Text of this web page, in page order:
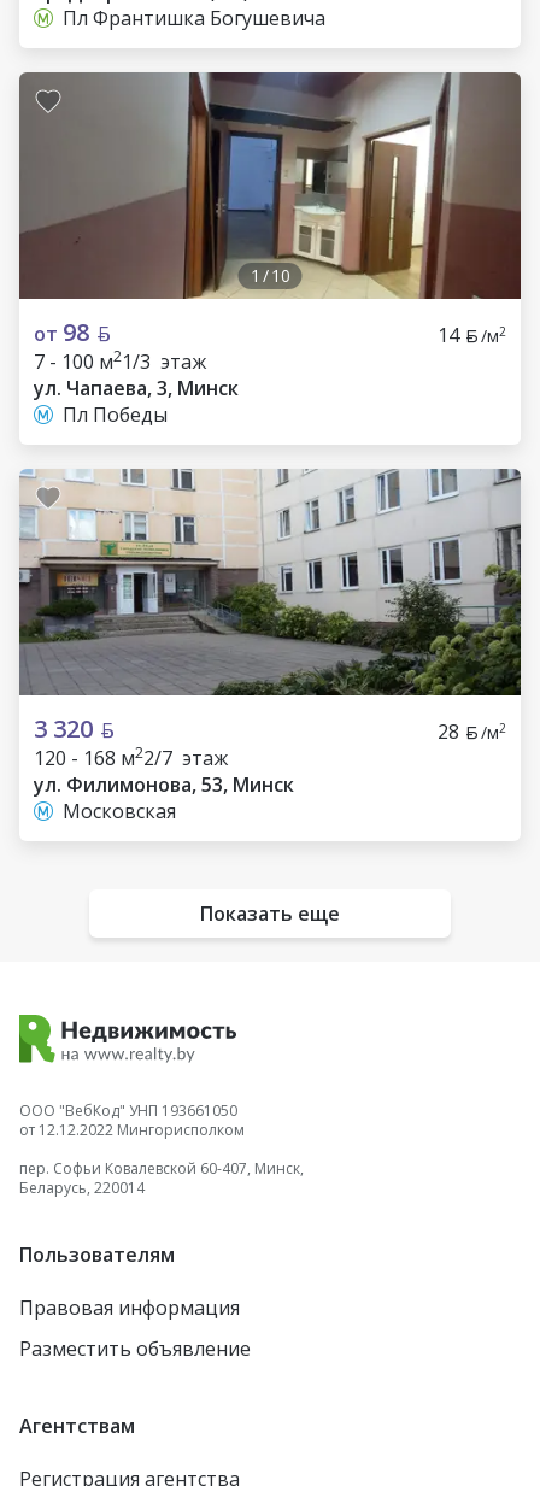
Пл Франтишка Богушевича
1 /10
от 98 14 /м2
7 - 100 м21/3 этаж
ул. Чапаева, 3, Минск
Пл Победы
3 320 28 /м2
120 - 168 м22/7 этаж
ул. Филимонова, 53, Минск
Московская
Показать еще
ООО "ВебКод" УНП 193661050
от 12.12.2022 Мингорисполком
пер. Софьи Ковалевской 60-407, Минск,
Беларусь, 220014
Пользователям
Правовая информация
Разместить объявление
Агентствам
Регистрация агентства